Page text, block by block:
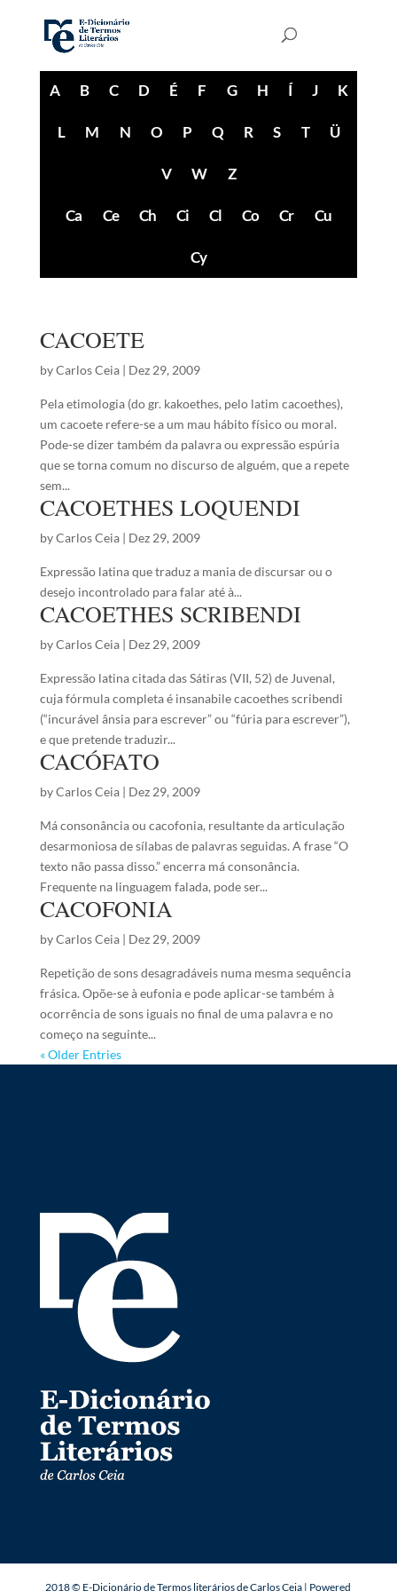
A B C D É F G H Í J K
L M N O P Q R S T Ü
V W Z
Ca Ce Ch Ci Cl Co Cr Cu
Cy
CACOETE
byCarlos Ceia| Dez 29, 2009
Pela etimologia (do gr. kakoethes, pelo latim cacoethes),
um cacoete refere-se a um mau hábito físico ou moral.
Pode-se dizer também da palavra ou expressão espúria
que se torna comum no discurso de alguém, que a repete
sem...
CACOETHES LOQUENDI
byCarlos Ceia| Dez 29, 2009
Expressão latina que traduz a mania de discursar ou o
desejo incontrolado para falar até à...
CACOETHES SCRIBENDI
byCarlos Ceia| Dez 29, 2009
Expressão latina citada das Sátiras (VII, 52) de Juvenal,
cuja fórmula completa é insanabile cacoethes scribendi
(“incurável ânsia para escrever” ou “fúria para escrever”),
e que pretende traduzir...
CACÓFATO
byCarlos Ceia| Dez 29, 2009
Má consonância ou cacofonia, resultante da articulação
desarmoniosa de sílabas de palavras seguidas. A frase “O
texto não passa disso.” encerra má consonância.
Frequente na linguagem falada, pode ser...
CACOFONIA
byCarlos Ceia| Dez 29, 2009
Repetição de sons desagradáveis numa mesma sequência
frásica. Opõe-se à eufonia e pode aplicar-se também à
ocorrência de sons iguais no final de uma palavra e no
começo na seguinte...
« Older Entries
2018 © E-Dicionário de Termos literários de Carlos Ceia | Powered